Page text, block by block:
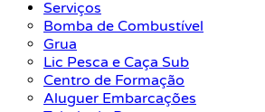
Serviços
Bomba de Combustível
Grua
Lic Pesca e Caça Sub
Centro de Formação
Aluguer Embarcações